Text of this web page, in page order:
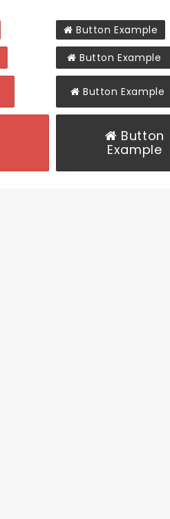
Button Example
Button Example
Button Example
Button
Example